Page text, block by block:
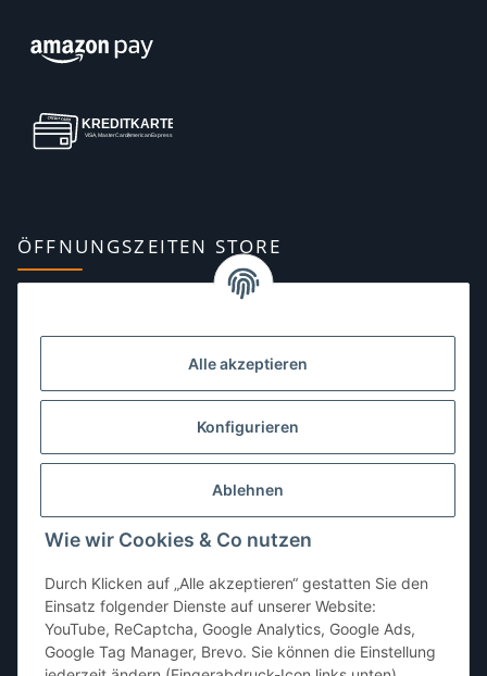
Alle akzeptieren
Konfigurieren
Ablehnen
Wie wir Cookies & Co nutzen
Durch Klicken auf „Alle akzeptieren“ gestatten Sie den
Einsatz folgender Dienste auf unserer Website:
YouTube, ReCaptcha, Google Analytics, Google Ads,
Google Tag Manager, Brevo. Sie können die Einstellung
ÖFFNUNGSZEITEN STORE
10:00–13:00, 14:00–18:00 Uhr
Dienstag:10:00–13:00, 14:00–16:00 Uhr
10:00–13:00 Uhr
Freitag:10:00–13:00, 14:00–18:00 Uhr
Sonntag: geschlossen